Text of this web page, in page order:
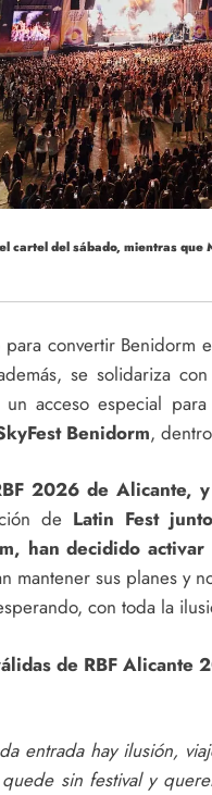
cartel del sábado, mientras
convertir Benidorm
se solidariza
acceso especial
Benidorm,
2026 de Alicante,
de Latin Fest
han decidido
mantener sus planes y
con toda la
de RBF
entrada hay ilusión,
sin festival y